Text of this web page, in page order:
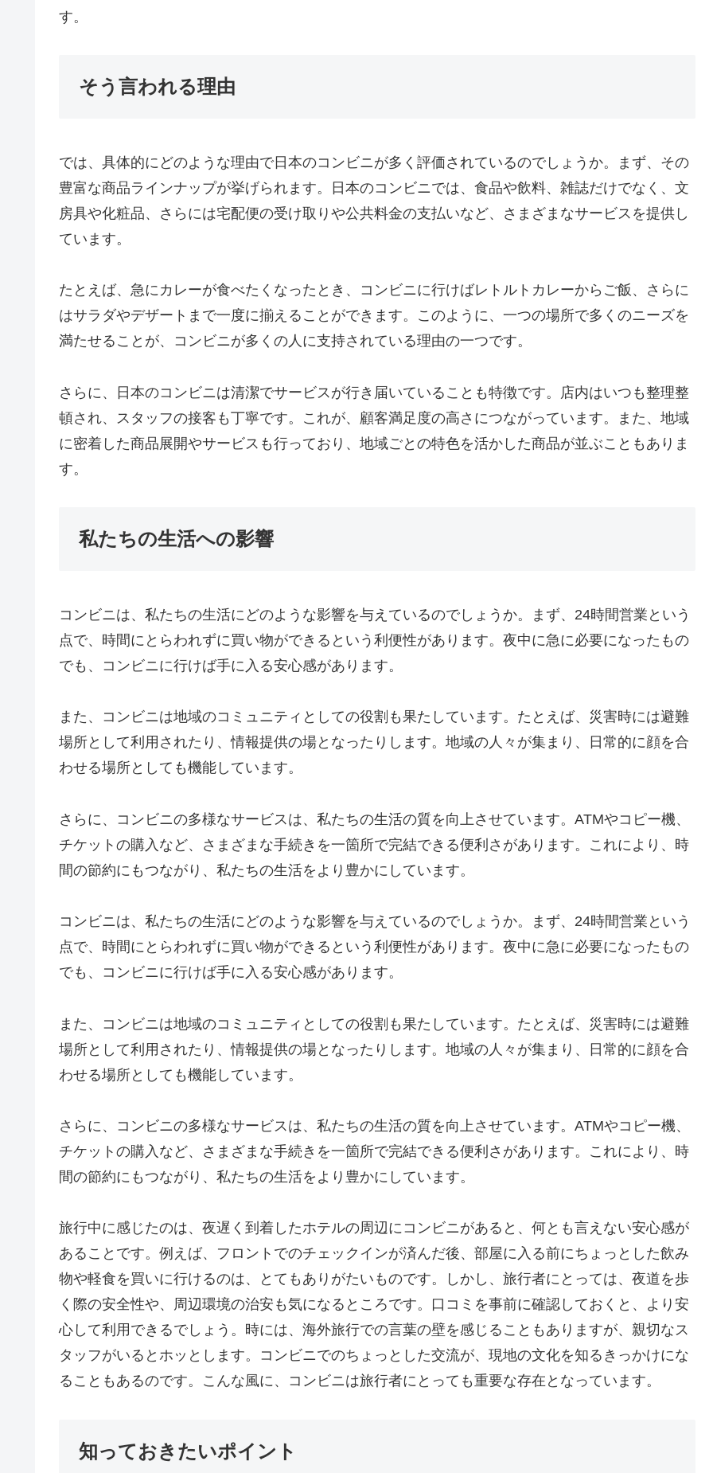
す。
そう言われる理由
では、具体的にどのような理由で日本のコンビニが多く評価されているのでしょうか。まず、その
豊富な商品ラインナップが挙げられます。日本のコンビニでは、食品や飲料、雑誌だけでなく、文
房具や化粧品、さらには宅配便の受け取りや公共料金の支払いなど、さまざまなサービスを提供し
ています。
たとえば、急にカレーが食べたくなったとき、コンビニに行けばレトルトカレーからご飯、さらに
はサラダやデザートまで一度に揃えることができます。このように、一つの場所で多くのニーズを
満たせることが、コンビニが多くの人に支持されている理由の一つです。
さらに、日本のコンビニは清潔でサービスが行き届いていることも特徴です。店内はいつも整理整
頓され、スタッフの接客も丁寧です。これが、顧客満足度の高さにつながっています。また、地域
に密着した商品展開やサービスも行っており、地域ごとの特色を活かした商品が並ぶこともありま
す。
私たちの生活への影響
コンビニは、私たちの生活にどのような影響を与えているのでしょうか。まず、24時間営業という
点で、時間にとらわれずに買い物ができるという利便性があります。夜中に急に必要になったもの
でも、コンビニに行けば手に入る安心感があります。
また、コンビニは地域のコミュニティとしての役割も果たしています。たとえば、災害時には避難
場所として利用されたり、情報提供の場となったりします。地域の人々が集まり、日常的に顔を合
わせる場所としても機能しています。
さらに、コンビニの多様なサービスは、私たちの生活の質を向上させています。ATMやコピー機、
チケットの購入など、さまざまな手続きを一箇所で完結できる便利さがあります。これにより、時
間の節約にもつながり、私たちの生活をより豊かにしています。
コンビニは、私たちの生活にどのような影響を与えているのでしょうか。まず、24時間営業という
点で、時間にとらわれずに買い物ができるという利便性があります。夜中に急に必要になったもの
でも、コンビニに行けば手に入る安心感があります。
また、コンビニは地域のコミュニティとしての役割も果たしています。たとえば、災害時には避難
場所として利用されたり、情報提供の場となったりします。地域の人々が集まり、日常的に顔を合
わせる場所としても機能しています。
さらに、コンビニの多様なサービスは、私たちの生活の質を向上させています。ATMやコピー機、
チケットの購入など、さまざまな手続きを一箇所で完結できる便利さがあります。これにより、時
間の節約にもつながり、私たちの生活をより豊かにしています。
旅行中に感じたのは、夜遅く到着したホテルの周辺にコンビニがあると、何とも言えない安心感が
あることです。例えば、フロントでのチェックインが済んだ後、部屋に入る前にちょっとした飲み
物や軽食を買いに行けるのは、とてもありがたいものです。しかし、旅行者にとっては、夜道を歩
く際の安全性や、周辺環境の治安も気になるところです。口コミを事前に確認しておくと、より安
心して利用できるでしょう。時には、海外旅行での言葉の壁を感じることもありますが、親切なス
タッフがいるとホッとします。コンビニでのちょっとした交流が、現地の文化を知るきっかけにな
ることもあるのです。こんな風に、コンビニは旅行者にとっても重要な存在となっています。
知っておきたいポイント